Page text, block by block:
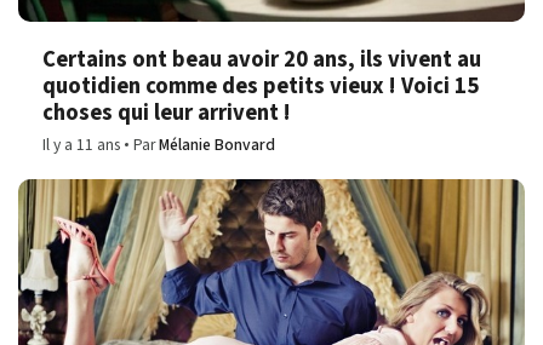
Certains ont beau avoir 20 ans, ils vivent au
quotidien comme des petits vieux ! Voici 15
choses qui leur arrivent !
Il y a 11 ans ParMélanie Bonvard